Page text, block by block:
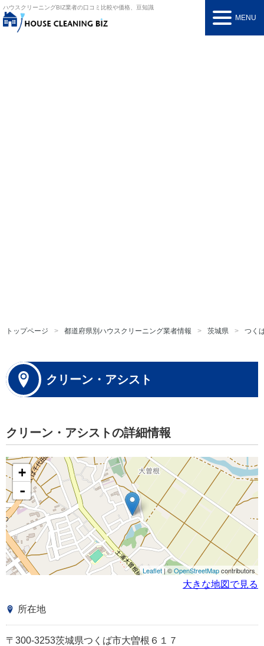
ハウスクリーニングBIZ業者の口コミ比較や価格、豆知識
MENU
トップページ 都道府県別ハウスクリーニング業者情報 茨城県 つく
クリーン・アシスト
クリーン・アシストの詳細情報
+
-
Leaflet | ©OpenStreetMapcontributors
大きな地図で見る
所在地
〒300-3253茨城県つくば市大曽根６１７